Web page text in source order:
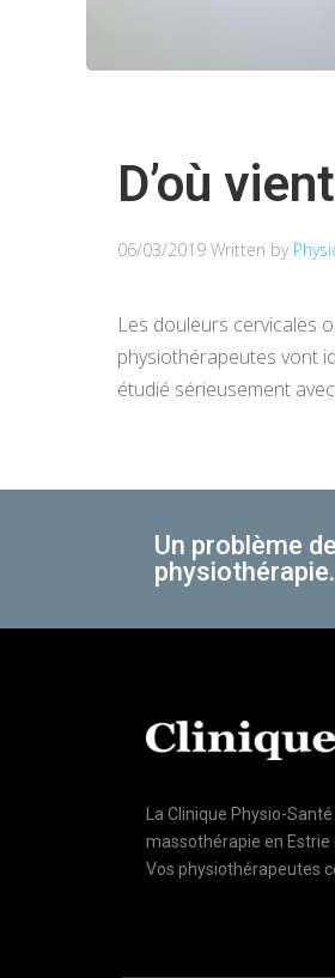
D’où
06/03/2019 Written by
Les douleurs cervicales
physiothérapeutes vont
étudié sérieusement
Un problème
La Clinique Physio-
massothérapie en Estrie
Vos physiothérapeutes